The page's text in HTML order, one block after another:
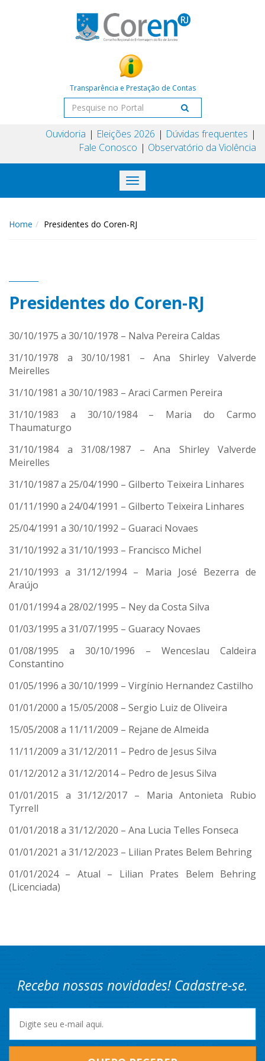
Transparência e Prestação de Contas
Ouvidoria Eleições 2026
Dúvidas frequentes
Fale Conosco
Observatório da Violência
Toggle
navigation
Home Presidentes do Coren-RJ
Presidentes do Coren-RJ
30/10/1975 a 30/10/1978 – Nalva Pereira Caldas
31/10/1978 a 30/10/1981 – Ana Shirley Valverde
Meirelles
31/10/1981 a 30/10/1983 – Araci Carmen Pereira
31/10/1983 a 30/10/1984 – Maria do Carmo
Thaumaturgo
31/10/1984 a 31/08/1987 – Ana Shirley Valverde
Meirelles
31/10/1987 a 25/04/1990 – Gilberto Teixeira Linhares
01/11/1990 a 24/04/1991 – Gilberto Teixeira Linhares
25/04/1991 a 30/10/1992 – Guaraci Novaes
31/10/1992 a 31/10/1993 – Francisco Michel
21/10/1993 a 31/12/1994 – Maria José Bezerra de
Araújo
01/01/1994 a 28/02/1995 – Ney da Costa Silva
01/03/1995 a 31/07/1995 – Guaracy Novaes
01/08/1995 a 30/10/1996 – Wenceslau Caldeira
Constantino
01/05/1996 a 30/10/1999 – Virgínio Hernandez Castilho
01/01/2000 a 15/05/2008 – Sergio Luiz de Oliveira
15/05/2008 a 11/11/2009 – Rejane de Almeida
11/11/2009 a 31/12/2011 – Pedro de Jesus Silva
01/12/2012 a 31/12/2014 – Pedro de Jesus Silva
01/01/2015 a 31/12/2017 – Maria Antonieta Rubio
Tyrrell
01/01/2018 a 31/12/2020 – Ana Lucia Telles Fonseca
01/01/2021 a 31/12/2023 – Lilian Prates Belem Behring
01/01/2024 – Atual – Lilian Prates Belem Behring
(Licenciada)
Receba nossas novidades! Cadastre-se.